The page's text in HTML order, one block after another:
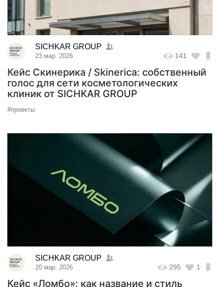
SICHKAR GROUP
23 мар. 2026 141
Кейс Скинерика / Skinerica: собственный
голос для сети косметологических
клиник от SICHKAR GROUP
#проекты
SICHKAR GROUP
20 мар. 2026 295 1
Кейс «Ломбо»: как название и стиль